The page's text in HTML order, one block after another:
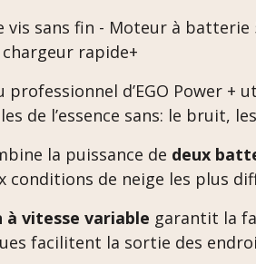
vis sans fin - Moteur à
rapide+
professionnel d’EGO Power +
de l’essence sans: le bruit,
la puissance de deux
conditions de neige les plus
à vitesse variable garantit la
facilitent la sortie des